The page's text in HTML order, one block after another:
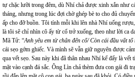
tự chặc lưỡi trong đêm, dù Nhí chả được xinh xắn như
tháng, nhưng trong lúc đợi chờ ghép bè to cho đủ
ấp cho đỡ buồn. Tôi tính mỗi khi lên nhà Nhí uống
là tôi sẽ chỉ nhìn cô ấy từ cổ trở xuống, theo như lời ca
Mã Tử: “Anh yêu em từ chân đến cổ/ Còn cái đầu vất tổ
cái sẹo gớm ghiếc. Và mình sẽ vẫn giữ nguyên được
qua vết sẹo. Sau này khi đã thân nhau Nhí kể đấy là vết
mặt vào cạnh đá sắc. Ông Lìn chả thèm đưa con gái đi